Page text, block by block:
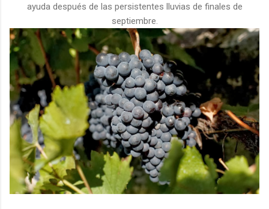
ayuda después de las persistentes lluvias de finales de
septiembre.